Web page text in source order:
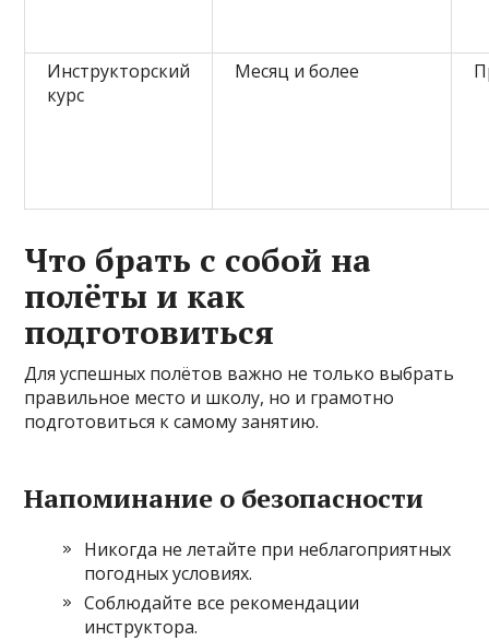
Инструкторский
курс
Месяц и более
Что брать с собой на
полёты и как
подготовиться
Для успешных полётов важно не только выбрать
правильное место и школу, но и грамотно
подготовиться к самому занятию.
Напоминание о безопасности
Никогда не летайте при неблагоприятных
погодных условиях.
Соблюдайте все рекомендации
инструктора.